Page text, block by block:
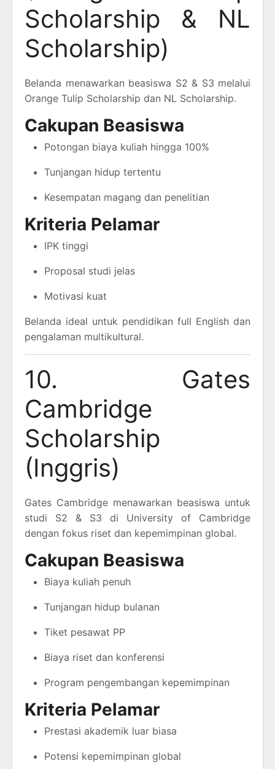
Scholarship & NL
Scholarship)
Belanda menawarkan beasiswa S2 & S3 melalui
Orange Tulip Scholarship dan NL Scholarship.
Cakupan Beasiswa
Potongan biaya kuliah hingga 100%
Tunjangan hidup tertentu
Kesempatan magang dan penelitian
Kriteria Pelamar
IPK tinggi
Proposal studi jelas
Motivasi kuat
Belanda ideal untuk pendidikan full English dan
pengalaman multikultural.
10. Gates
Cambridge
Scholarship
(Inggris)
Gates Cambridge menawarkan beasiswa untuk
studi S2 & S3 di University of Cambridge
dengan fokus riset dan kepemimpinan global.
Cakupan Beasiswa
Biaya kuliah penuh
Tunjangan hidup bulanan
Tiket pesawat PP
Biaya riset dan konferensi
Program pengembangan kepemimpinan
Kriteria Pelamar
Prestasi akademik luar biasa
Potensi kepemimpinan global